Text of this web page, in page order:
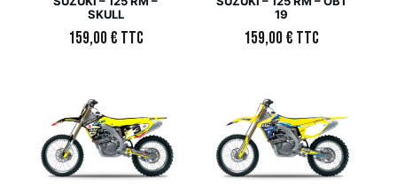
SKULL
159,00€ TTC
19
159,00€ TTC